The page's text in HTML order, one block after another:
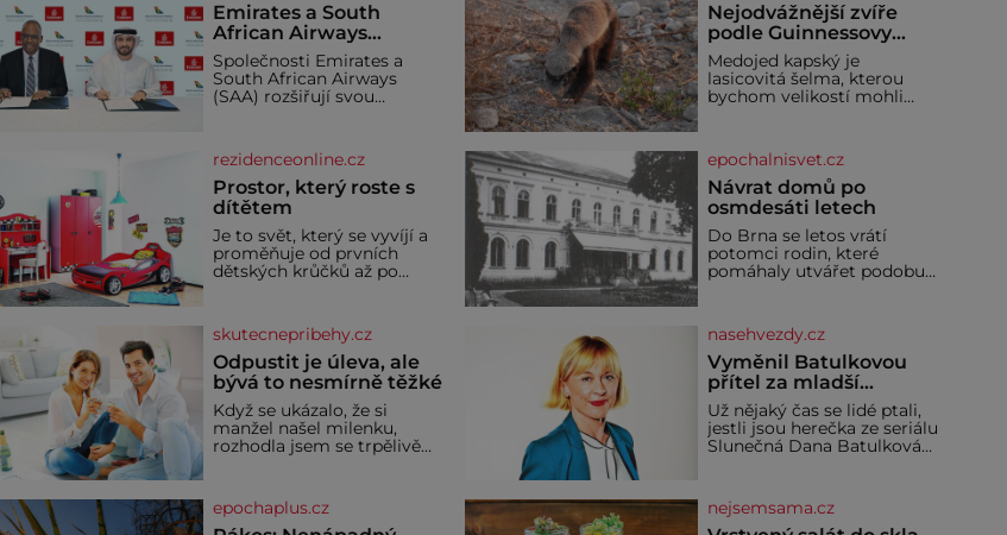
Emirates a South
African Airways
rozšiřují partnerství.
Cestujícím nově
zpřístupní dalších
Společnosti Emirates a
South African Airways
(SAA) rozšiřují svou
dohoda zpřístupní
cestujícím devět dalších
destinací v jižní a střední
Africe a u
Nejodvážnější zvíře
podle Guinnessovy
knihy rekordů?
Šelmička s pruhem na
hřbetě!
Medojed kapský je
lasicovitá šelma, kterou
bychom velikostí mohli
nebojácná, ostatně bývá
označována za
nejodvážnější zvíře vůbec. V
této souvislosti je dokonc
rezidenceonline.cz
Prostor, který roste s
dítětem
Je to svět, který se vyvíjí a
proměňuje od prvních
dětských krůčků až po
bezpečí, kreativitu,
soustředění i odpočinek a
reaguje na každou etapu
života a specifické potřeby
dítěte. Pro nejmenší je
klíčová jednoduchost,
měkkost a bezpečí, proto
by pokoj miminka měl
epochalnisvet.cz
Návrat domů po
osmdesáti letech
Do Brna se letos vrátí
potomci rodin, které
pomáhaly utvářet podobu
světová válka. Příběhy rodů
Placzek, Löw-Beer,
Fuhrmann, Kohn a Stiassni
se stanou jednou z hlavních
dramaturgických linií
festivalu židovské kultury
ŠTETL FEST 2026. Některé
návraty nejsou jednoduché.
vyprávění, už dávno
skutecnepribehy.cz
Odpustit je úleva, ale
bývá to nesmírně těžké
Když se ukázalo, že si
manžel našel milenku,
rozhodla jsem se trpělivě
rodině. Možná je to jedna z
nejtěžších věcí na světě. Ale
nasehvezdy.cz
Vyměnil Batulkovou
přítel za mladší
exemplář?
Už nějaký čas se lidé ptali,
jestli jsou herečka ze seriálu
Slunečná Dana Batulková
vůbec spolu. Herečka od
sebe přítele od samého
epochaplus.cz nejsemsama.cz